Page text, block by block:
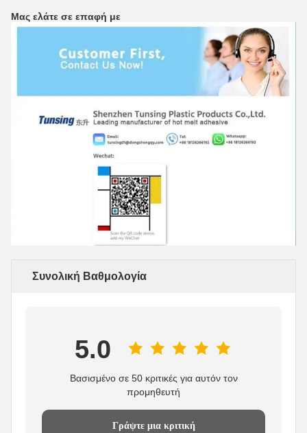
Μας ελάτε σε επαφή με
Συνολική Βαθμολογία
5.0
Βασισμένο σε 50 κριτικές για αυτόν τον
προμηθευτή
Γράψτε μια κριτική